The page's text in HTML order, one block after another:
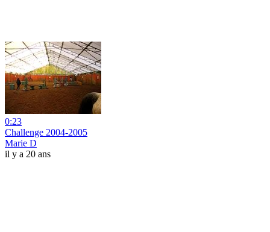
0:23
Challenge 2004-2005
Marie D
il y a 20 ans